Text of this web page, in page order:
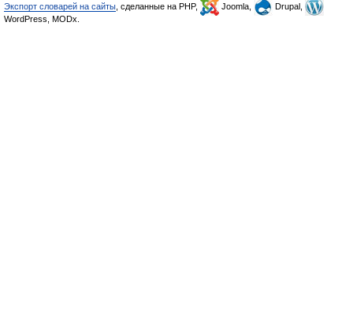
Экспорт словарей на сайты , сделанные на PHP, Joomla,
Drupal,
WordPress, MODx.